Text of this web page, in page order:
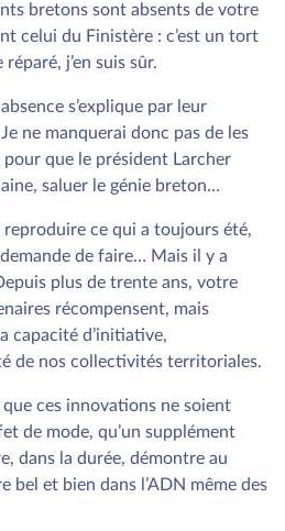
bretons sont absents de votre
celui du Finistère : c’est un tort
j’en suis sûr.
s’explique par leur
ne manquerai donc pas de les
que le président Larcher
saluer le génie breton…
reproduire ce qui a toujours été,
de faire… Mais il y a
plus de trente ans, votre
récompensent, mais
capacité d’initiative,
de nos collectivités territoriales.
ces innovations ne soient
de mode, qu’un supplément
dans la durée, démontre au
bel et bien dans l’ADN même des